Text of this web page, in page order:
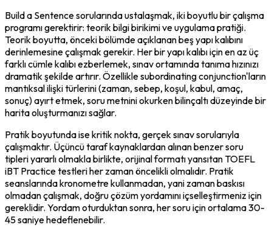
Build a Sentence sorularında ustalaşmak, iki boyutlu bir çalışma
programı gerektirir: teorik bilgi birikimi ve uygulama pratiği.
Teorik boyutta, önceki bölümde açıklanan beş yapı kalıbını
derinlemesine çalışmak gerekir. Her bir yapı kalıbı için en az üç
farklı cümle kalıbı ezberlemek, sınav ortamında tanıma hızınızı
dramatik şekilde artırır. Özellikle subordinating conjunction'ların
mantıksal ilişki türlerini (zaman, sebep, koşul, kabul, amaç,
sonuç) ayırt etmek, soru metnini okurken bilinçaltı düzeyinde bir
harita oluşturmanızı sağlar.
Pratik boyutunda ise kritik nokta, gerçek sınav sorularıyla
çalışmaktır. Üçüncü taraf kaynaklardan alınan benzer soru
tipleri yararlı olmakla birlikte, orijinal formatı yansıtan TOEFL
iBT Practice testleri her zaman öncelikli olmalıdır. Pratik
seanslarında kronometre kullanmadan, yani zaman baskısı
olmadan çalışmak, doğru çözüm yordamını içselleştirmeniz için
gereklidir. Yordam oturduktan sonra, her soru için ortalama 30-
45 saniye hedeflenebilir.